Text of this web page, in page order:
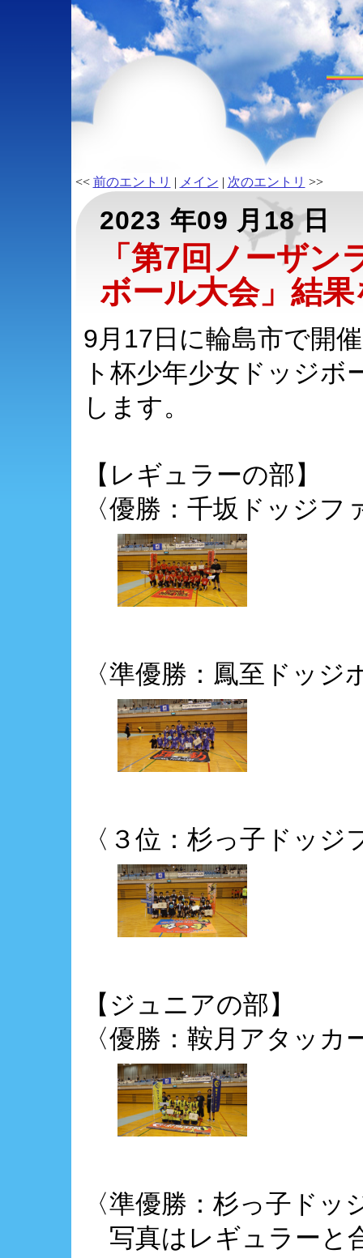
<< 前のエントリ | メイン | 次のエントリ >>
2023 年09 月18 日
「第7回ノーザ
ボール大会」結
9月17日に輪島市で開
ト杯少年少女ドッジボ
します。
【レギュラーの部】
〈優勝：千坂ドッジ
〈準優勝：鳳至ドッ
〈３位：杉っ子ドッ
【ジュニアの部】
〈優勝：鞍月アタッ
〈準優勝：杉っ子ド
写真はレギュラーと